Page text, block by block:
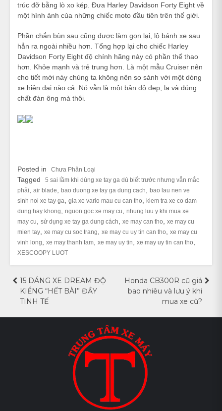
trúc đỡ bằng lò xo kép. Đưa Harley Davidson Forty Eight về
một hình ảnh của những chiếc moto đầu tiên trên thế giới.
Phần chắn bùn sau cũng được làm gọn lại, lộ bánh xe sau
hẳn ra ngoài nhiều hơn. Tổng hợp lại cho chiếc Harley
Davidson Forty Eight độ chính hãng này có phần thể thao
hơn. Khỏe mạnh và trẻ trung hơn. Là một mẫu Cruiser nên
cho tiết mới này chúng ta không nên so sánh với một dòng
xe hiện đại nào cả. Nó vẫn là một bản độ đẹp, lạ và đúng
chất đàn ông mà thôi.
Posted in Chưa Phân Loại
Tagged
5 sai lầm khi dùng xe tay ga dù biết trước nhưng vẫn mắc
phải
air blade bao duong xe tay ga dung cach
bao lau nen ve
sinh noi xe tay ga
gia xe vario mau cu can tho
kiem tra xe co dam
dung hay khong
nguon goc xe may cu
nhung luu y khi mua xe
may cu
sử dụng xe tay ga dung cách xe may can tho
xe may cu
mien tay xe may cu soc trang xe may cu uy tin can tho
xe may cu
vinh long
xe may thanh tam xe may uy tin xe may uy tin can tho
XESCOOPY LUOT
Điều
hướng
bài
15 DÁNG XE DREAM ĐỘ
KIỂNG “HẾT BÀI” ĐẦY
TINH TẾ
Honda CB300R cũ giá
bao nhiêu và lưu ý khi
mua xe cũ?